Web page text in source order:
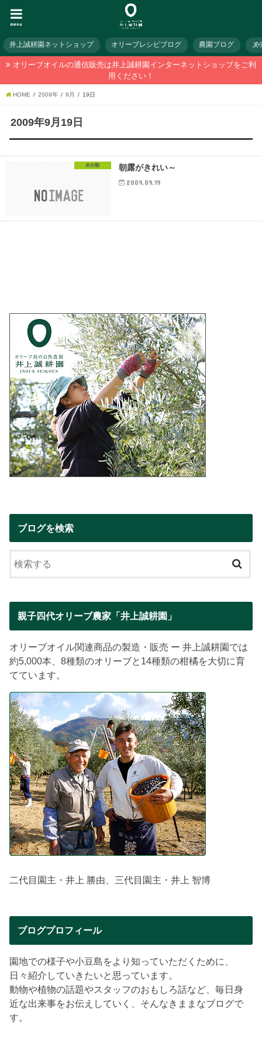
menu
井上誠耕園ネットショップ オリーブレシピブログ 農園ブログ メ
オリーブオイルの通信販売は井上誠耕園インターネットショップをご利
用ください！
HOME 2009年 9月 19日
2009年9月19日
未分類 朝露がきれい～
2009.09.19
ブログを検索
親子四代オリーブ農家「井上誠耕園」
オリーブオイル関連商品の製造・販売 ー 井上誠耕園では
約5,000本、8種類のオリーブと14種類の柑橘を大切に育
てています。
二代目園主・井上 勝由、三代目園主・井上 智博
ブログプロフィール
園地での様子や小豆島をより知っていただくために、
日々紹介していきたいと思っています。
動物や植物の話題やスタッフのおもしろ話など、毎日身
近な出来事をお伝えしていく、そんなきままなブログで
す。